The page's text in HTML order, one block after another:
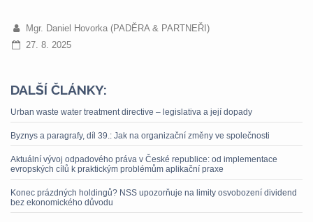
Mgr. Daniel Hovorka (PADĚRA & PARTNEŘI)
27. 8. 2025
DALŠÍ ČLÁNKY:
Urban waste water treatment directive – legislativa a její dopady
Byznys a paragrafy, díl 39.: Jak na organizační změny ve společnosti
Aktuální vývoj odpadového práva v České republice: od implementace
evropských cílů k praktickým problémům aplikační praxe
Konec prázdných holdingů? NSS upozorňuje na limity osvobození dividend
bez ekonomického důvodu